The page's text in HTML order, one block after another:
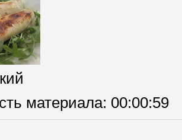
материала: 00:00:59